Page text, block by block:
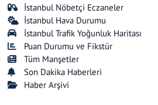
İstanbul Nöbetçi Eczaneler
İstanbul Hava Durumu
İstanbul Trafik Yoğunluk Haritası
Puan Durumu ve Fikstür
Tüm Manşetler
Son Dakika Haberleri
Haber Arşivi